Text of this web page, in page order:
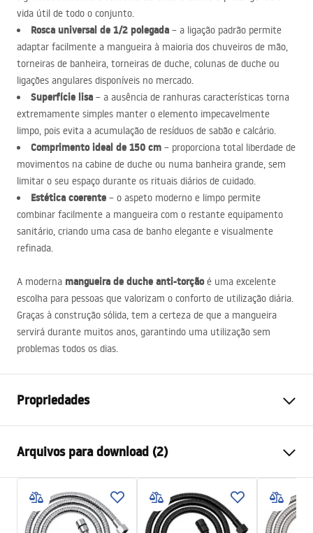
vida útil de todo o conjunto.
Rosca universal de 1/2 polegada – a ligação padrão permite
adaptar facilmente a mangueira à maioria dos chuveiros de mão,
torneiras de banheira, torneiras de duche, colunas de duche ou
ligações angulares disponíveis no mercado.
Superfície lisa – a ausência de ranhuras características torna
extremamente simples manter o elemento impecavelmente
limpo, pois evita a acumulação de resíduos de sabão e calcário.
Comprimento ideal de 150 cm – proporciona total liberdade de
movimentos na cabine de duche ou numa banheira grande, sem
limitar o seu espaço durante os rituais diários de cuidado.
Estética coerente – o aspeto moderno e limpo permite
combinar facilmente a mangueira com o restante equipamento
sanitário, criando uma casa de banho elegante e visualmente
refinada.
A moderna mangueira de duche anti-torçãoé uma excelente
escolha para pessoas que valorizam o conforto de utilização diária.
Graças à construção sólida, tem a certeza de que a mangueira
servirá durante muitos anos, garantindo uma utilização sem
problemas todos os dias.
Propriedades
Garantia
24 meses
Materiais
latão, PVC, guma
Balanças
1kg
Código do fabricante
JS-017B
Arquivos para download (2)
Informações de segurança
WARUNKI_BEZPIECZENSTWA_AKCESORIA_LAZIENKOWE.